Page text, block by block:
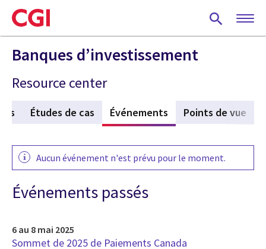
Skip
to
main
content
Banques d’investissement
Resource center
Études de cas Événements (active tab)
Points de vue
Aucun événement n'est prévu pour le moment.
Événements passés
6 au 8 mai 2025
Sommet de 2025 de Paiements Canada